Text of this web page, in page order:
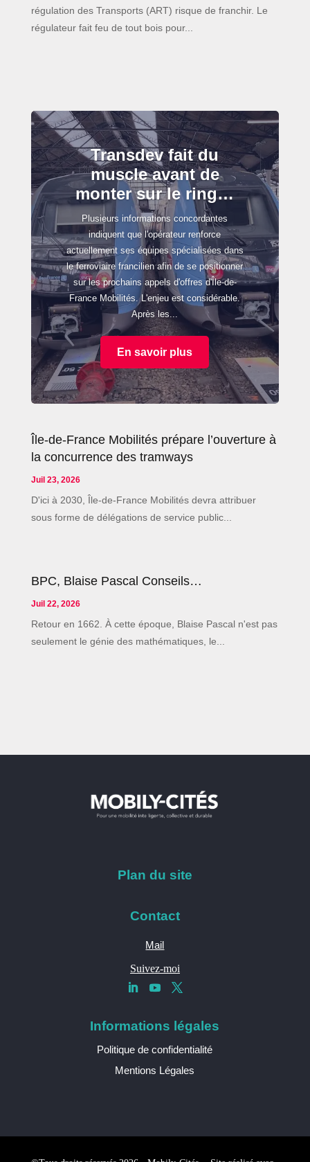
régulation des Transports (ART) risque de franchir. Le
régulateur fait feu de tout bois pour...
Transdev fait du
muscle avant de
monter sur le ring…
Plusieurs informations concordantes
indiquent que l'opérateur renforce
actuellement ses équipes spécialisées dans
le ferroviaire francilien afin de se positionner
sur les prochains appels d'offres d'Île-de-
France Mobilités. L'enjeu est considérable.
Après les...
En savoir plus
Île-de-France Mobilités prépare l’ouverture à
la concurrence des tramways
Juil 23, 2026
D'ici à 2030, Île-de-France Mobilités devra attribuer
sous forme de délégations de service public...
BPC, Blaise Pascal Conseils…
Juil 22, 2026
Retour en 1662. À cette époque, Blaise Pascal n'est pas
seulement le génie des mathématiques, le...
Plan du site
Contact
Mail
Suivez-moi
Informations légales
Politique de confidentialité
Mentions Légales